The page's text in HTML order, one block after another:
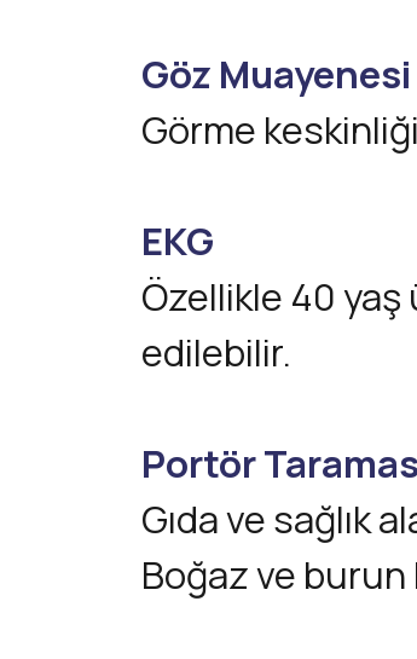
Göz Muayenesi
Görme
EKG
Özellikle 40
edilebilir.
Portör
Gıda ve sağlık
Boğaz ve burun